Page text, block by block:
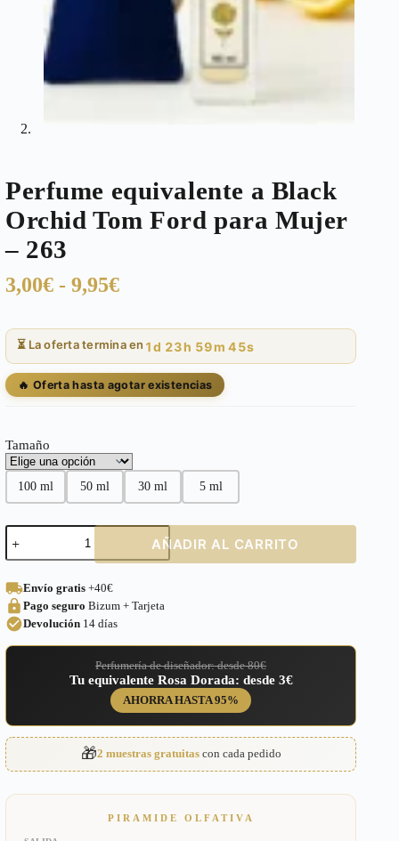
Perfume equivalente a Black
Orchid Tom Ford para Mujer
– 263
3,00€ - 9,95€Rango
precios:
desde
3,00€
hasta
⏳ La oferta termina en 1d 23h 59m 44s
🔥 Oferta hasta agotar existencias
Tamaño
100 ml 50 ml 30 ml 5 ml
Perfume
equivalente
a
Orchid
Tom
Ford
Mujer
AÑADIR AL CARRITO
Envío gratis +40€
Pago seguro Bizum + Tarjeta
Devolución 14 días
Perfumería de diseñador: desde 80€
Tu equivalente Rosa Dorada: desde 3€
AHORRA HASTA 95%
🎁2 muestras gratuitascon cada pedido
PIRAMIDE OLFATIVA